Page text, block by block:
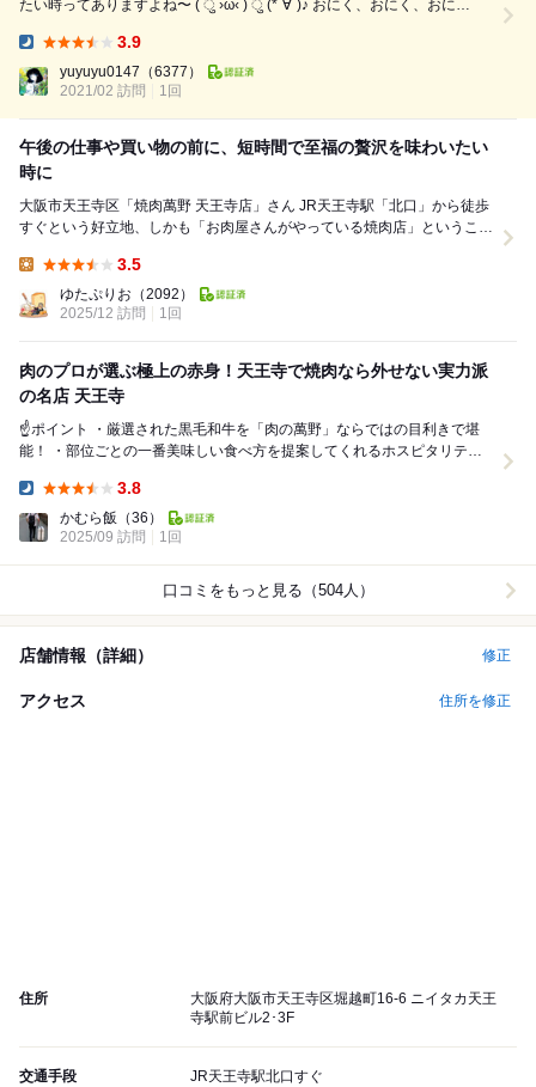
たい時ってありますよね〜 ( ु ›ω‹ ) ु (*´∀`)♪ おにく、おにく、おに
「焼肉 萬野」さん✩.*˚ この界隈では言わずと知れた精肉屋さんです！ 精
3.9
yuyuyu0147 （6377）
2021/02 訪問
1回
午後の仕事や買い物の前に、短時間で至福の贅沢を味わいたい
時に
大阪市天王寺区「焼肉萬野 天王寺店」さん JR天王寺駅「北口」から徒歩
すぐという好立地、しかも「お肉屋さんがやっている焼肉店」ということ
3.5
ゆたぷりお （2092）
2025/12 訪問
1回
肉のプロが選ぶ極上の赤身！天王寺で焼肉なら外せない実力派
の名店 天王寺
☝️ポイント ・厳選された黒毛和牛を「肉の萬野」ならではの目利きで堪
能！ ・部位ごとの一番美味しい食べ方を提案してくれるホスピタリティ
3.8
かむら飯 （36）
2025/09 訪問
1回
口コミをもっと見る（504人）
店舗情報（詳細） 修正
アクセス 住所を修正
住所
大阪府大阪市天王寺区堀越町16-6 ニイタカ天王
寺駅前ビル2･3F
交通手段 JR天王寺駅北口すぐ